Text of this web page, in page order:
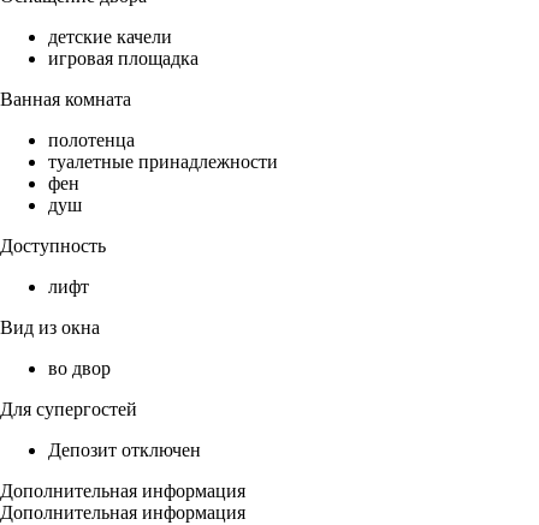
детские качели
игровая площадка
Ванная комната
полотенца
туалетные принадлежности
фен
душ
Доступность
лифт
Вид из окна
во двор
Для супергостей
Депозит отключен
Дополнительная информация
Дополнительная информация